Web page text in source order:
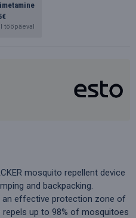
tööpäeval
mosquito repellent device
and backpacking.
an effective protection zone of
up to 98% of mosquitoes